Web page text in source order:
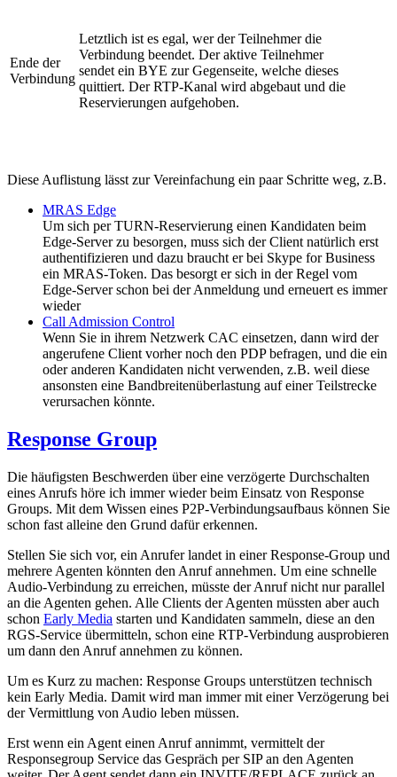
Ende der
Verbindung
Letztlich ist es egal, wer der Teilnehmer die
Verbindung beendet. Der aktive Teilnehmer
sendet ein BYE zur Gegenseite, welche dieses
quittiert. Der RTP-Kanal wird abgebaut und die
Reservierungen aufgehoben.
Diese Auflistung lässt zur Vereinfachung ein paar Schritte weg, z.B.
MRAS Edge
Um sich per TURN-Reservierung einen Kandidaten beim
Edge-Server zu besorgen, muss sich der Client natürlich erst
authentifizieren und dazu braucht er bei Skype for Business
ein MRAS-Token. Das besorgt er sich in der Regel vom
Edge-Server schon bei der Anmeldung und erneuert es immer
wieder
Call Admission Control
Wenn Sie in ihrem Netzwerk CAC einsetzen, dann wird der
angerufene Client vorher noch den PDP befragen, und die ein
oder anderen Kandidaten nicht verwenden, z.B. weil diese
ansonsten eine Bandbreitenüberlastung auf einer Teilstrecke
verursachen könnte.
Response Group
Die häufigsten Beschwerden über eine verzögerte Durchschalten
eines Anrufs höre ich immer wieder beim Einsatz von Response
Groups. Mit dem Wissen eines P2P-Verbindungsaufbaus können Sie
schon fast alleine den Grund dafür erkennen.
Stellen Sie sich vor, ein Anrufer landet in einer Response-Group und
mehrere Agenten könnten den Anruf annehmen. Um eine schnelle
Audio-Verbindung zu erreichen, müsste der Anruf nicht nur parallel
an die Agenten gehen. Alle Clients der Agenten müssten aber auch
schon Early Media starten und Kandidaten sammeln, diese an den
RGS-Service übermitteln, schon eine RTP-Verbindung ausprobieren
um dann den Anruf annehmen zu können.
Um es Kurz zu machen: Response Groups unterstützen technisch
kein Early Media. Damit wird man immer mit einer Verzögerung bei
der Vermittlung von Audio leben müssen.
Erst wenn ein Agent einen Anruf annimmt, vermittelt der
Responsegroup Service das Gespräch per SIP an den Agenten